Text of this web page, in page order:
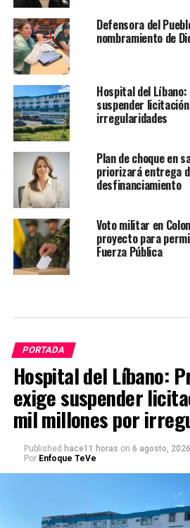
Defensora del
nombramiento de
Hospital del
suspender
irregularidades
Plan de choque en
priorizará entrega
desfinanciamiento
Voto militar en
proyecto para
Fuerza Pública
PORTADA
Hospital del Líbano:
exige suspender
mil millones por
Published hace11 horas on 6 agosto, 2026
Por Enfoque TeVe